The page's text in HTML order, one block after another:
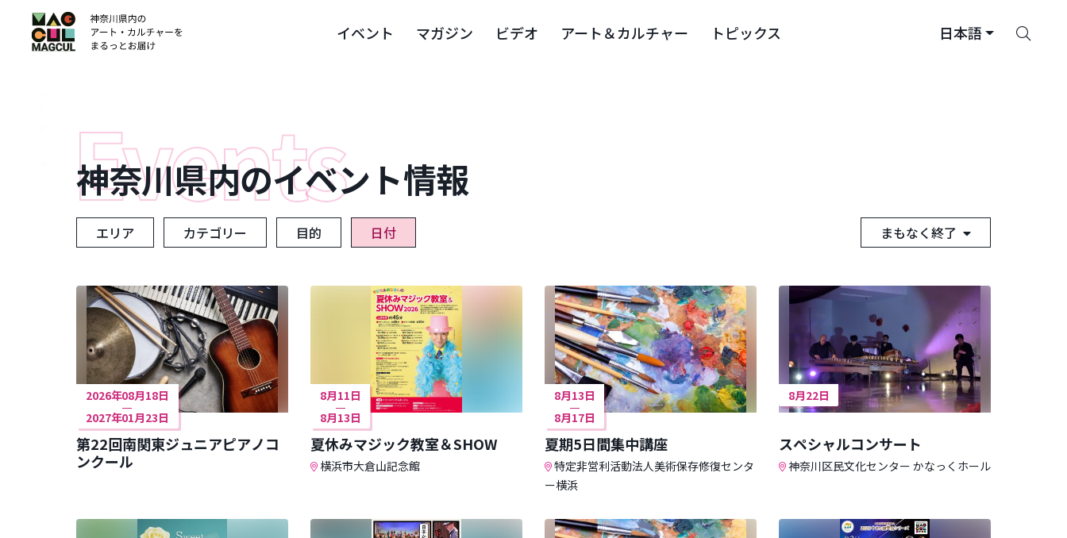
イベント マガジン ビデオ アート＆カルチャー トピックス 日本語
が
ン
テ
ン
神奈川県内のイベント情報
エリア カテゴリー 目的 日付 まもなく終了
2026年08月18日
2027年01月23日
第22回南関東ジュニアピアノコ
ンクール
8月11日
8月13日
夏休みマジック教室＆SHOW
横浜市大倉山記念館
8月13日
8月17日
夏期5日間集中講座
特定非営利活動法人美術保存修復センタ
ー横浜
8月22日
スペシャルコンサート
神奈川区民文化センター かなっくホール